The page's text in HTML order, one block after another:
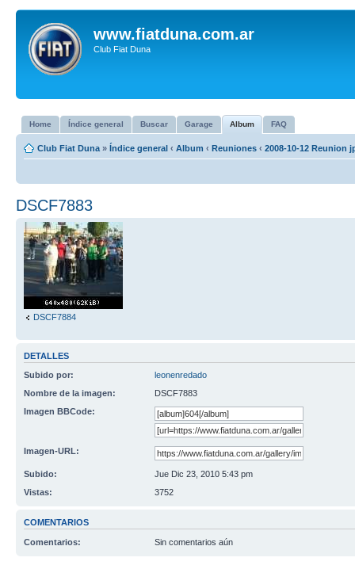
www.fiatduna.com.ar
Club Fiat Duna
Home Índice general Buscar Garage Album FAQ
Club Fiat Duna » Índice general ‹ Album ‹ Reuniones ‹ 2008-10-12 Reunion
DSCF7883
DSCF7884
DETALLES
Subido por:
leonenredado
Nombre de la imagen:
DSCF7883
Imagen BBCode:
Imagen-URL:
Subido:
Jue Dic 23, 2010 5:43 pm
Vistas:
3752
COMENTARIOS
Comentarios: Sin comentarios aún